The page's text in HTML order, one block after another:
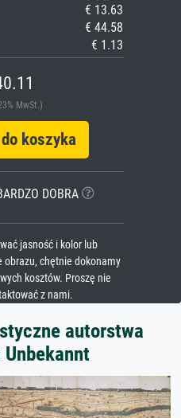
€ 13.63
€ 44.58
€ 1.13
MwSt.)
koszyka
DOBRA
jasność i kolor lub
obrazu, chętnie dokonamy
kosztów. Proszę nie
z nami.
autorstwa
Unbekannt